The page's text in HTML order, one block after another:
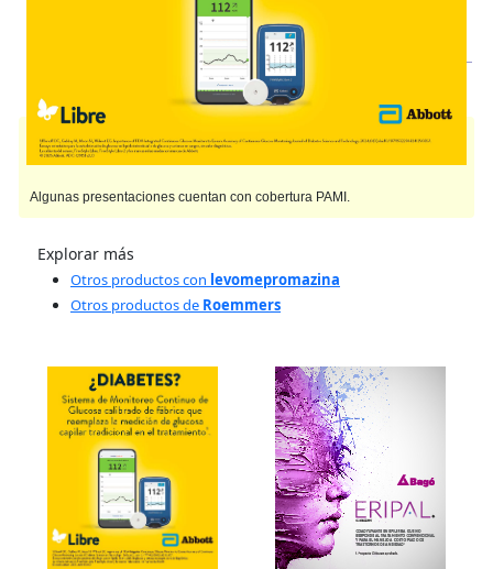
TOGRELcontienelevomepromazinay se indica comoNeuroléptico
producido porRoemmersy cuenta con 4 presentaciones disponibles.
Algunas presentaciones cuentan con cobertura PAMI.
Explorar más
Otros productos con levomepromazina
Otros productos de Roemmers